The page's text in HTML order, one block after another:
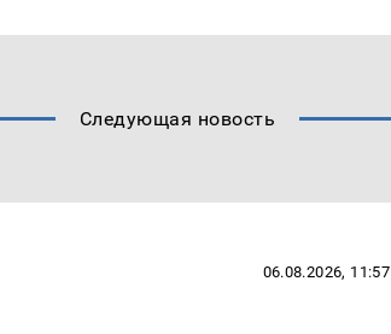
Следующая новость
06.08.2026, 11:57